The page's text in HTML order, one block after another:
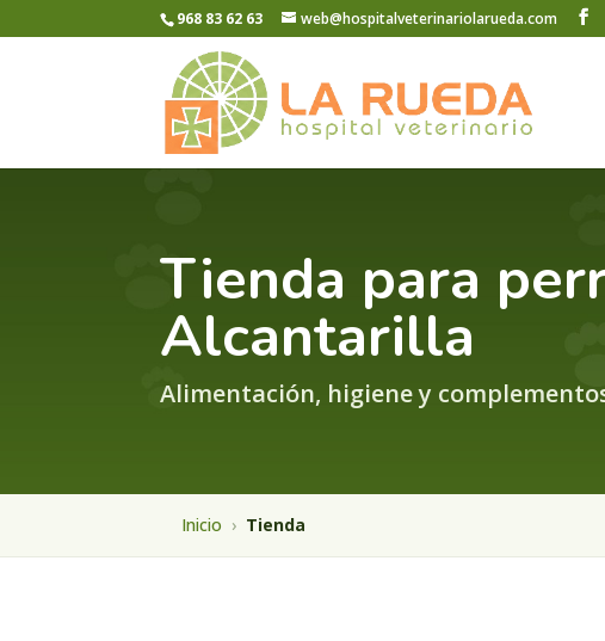
968 83 62 63 web@hospitalveterinariolarueda.com
Tienda para
Alcantarilla
Alimentación, higiene y
Inicio › Tienda